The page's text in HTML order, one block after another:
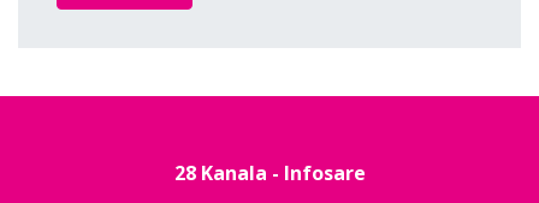
28 Kanala - Infosare